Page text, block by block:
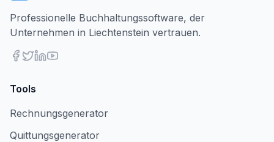
Professionelle Buchhaltungssoftware, der
Unternehmen in Liechtenstein vertrauen.
Tools
Rechnungsgenerator
Quittungsgenerator